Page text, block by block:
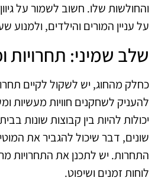
והחולשות שלו. חשוב לשמור על
על עניין המורים והילדים, ולמנוע
שלב שמיני: תחרויות
כחלק מהחוג, יש לשקול לקיים
להעניק לשחקנים חוויות מעשיות
יכולות להיות בין קבוצות שונות
שונים, דבר שיכול להגביר את
התחרות. יש לתכנן את התחרויות
לוחות זמנים ושיפוט.